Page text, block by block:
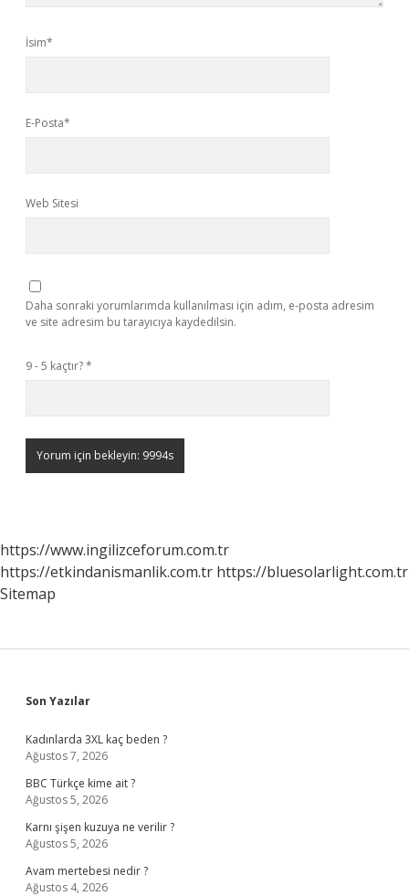
İsim*
E-Posta*
Web Sitesi
Daha sonraki yorumlarımda kullanılması için adım, e-posta adresim
ve site adresim bu tarayıcıya kaydedilsin.
9 - 5 kaçtır?*
https://www.ingilizceforum.com.tr
https://etkindanismanlik.com.tr https://bluesolarlight.com.tr
Sitemap
Sidebar
Son Yazılar
Kadınlarda 3XL kaç beden ?
Ağustos 7, 2026
BBC Türkçe kime ait ?
Ağustos 5, 2026
Karnı şişen kuzuya ne verilir ?
Ağustos 5, 2026
Avam mertebesi nedir ?
Ağustos 4, 2026